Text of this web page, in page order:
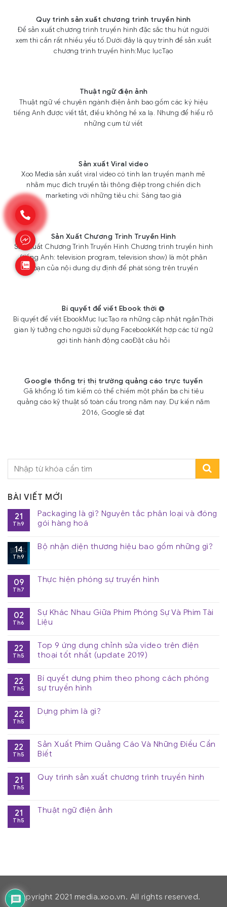
Quy trình sản xuất chương trình truyền hình
Để sản xuất chương trình truyền hình đặc sắc thu hút người
xem thì cần rất nhiều yếu tố.Dưới đây là quy trình để sản xuất
chương trình truyền hình:Mục lụcTạo
Thuật ngữ điện ảnh
Thuật ngữ về chuyên ngành điện ảnh bao gồm các ký hiệu
tiếng Anh được viết tắt, điều không hề xa lạ. Nhưng để hiểu rõ
những cụm từ viết
Sản xuất Viral video
Xoo Media sản xuất viral video có tính lan truyền mạnh mẽ
nhằm mục đích truyền tải thông điệp trong chiến dịch
marketing với những tiêu chí: Sáng tạo giá
Sản Xuất Chương Trình Truyền Hình
Sản Xuất Chương Trình Truyền Hình Chương trình truyền hình
(tiếng Anh: television program, television show) là một phân
đoạn của nội dung dự định để phát sóng trên truyền
Bí quyết để viết Ebook thời @
Bí quyết để viết EbookMục lụcTạo ra những cập nhật ngắnThời
gian lý tưởng cho người sử dụng FacebookKết hợp các từ ngữ
gợi tính hành động caoĐặt câu hỏi
Google thống trị thị trường quảng cáo trực tuyến
Gã khổng lồ tìm kiếm có thể chiếm một phần ba chi tiêu
quảng cáo kỹ thuật số toàn cầu trong năm nay. Dự kiến năm
2016, Google sẽ đạt
BÀI VIẾT MỚI
21
Th9
Packaging là gì? Nguyên tắc phân loại và đóng
gói hàng hoá
14
Th9
Bộ nhận diện thương hiệu bao gồm những gì?
09
Th7
Thực hiện phóng sự truyền hình
02
Th6
Sự Khác Nhau Giữa Phim Phóng Sự Và Phim Tài
Liệu
22
Th5
Top 9 ứng dụng chỉnh sửa video trên điện
thoại tốt nhất (update 2019)
22
Th5
Bí quyết dựng phim theo phong cách phóng
sự truyền hình
22
Th5
Dựng phim là gì?
22
Th5
Sản Xuất Phim Quảng Cáo Và Những Điều Cần
Biết
21
Th5
Quy trình sản xuất chương trình truyền hình
21
Th5
Thuật ngữ điện ảnh
© Copyright 2021 media.xoo.vn. All rights reserved.